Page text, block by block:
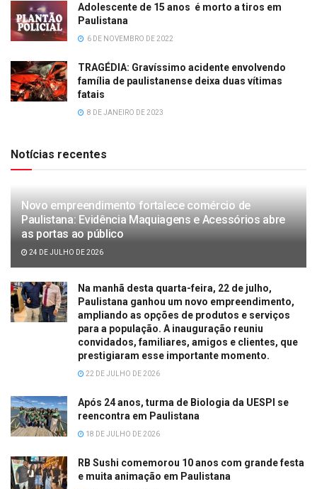
Adolescente de 15 anos é morto a tiros em
Paulistana
6 DE NOVEMBRO DE 2022
TRAGÉDIA: Gravíssimo acidente envolvendo
família de paulistanense deixa duas vítimas
fatais
8 DE JANEIRO DE 2023
Notícias recentes
Novo empreendimento fortalece comércio de
Paulistana: Evidência Maquiagens e Acessórios abre
as portas ao público
24 DE JULHO DE 2026
Na manhã desta quarta-feira, 22 de julho,
Paulistana ganhou um novo empreendimento,
ampliando as opções de produtos e serviços
para a população. A inauguração reuniu
convidados, familiares, amigos e clientes, que
prestigiaram esse importante momento.
22 DE JULHO DE 2026
Após 24 anos, turma de Biologia da UESPI se
reencontra em Paulistana
18 DE JULHO DE 2026
RB Sushi comemorou 10 anos com grande festa
e muita animação em Paulistana